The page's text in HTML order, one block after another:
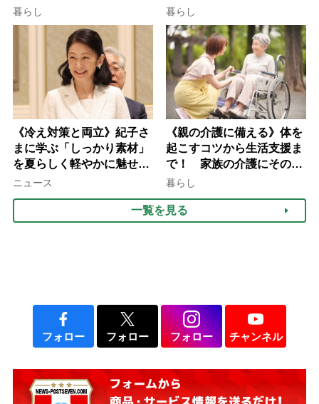
される」ケースも【FP解
説】
暮らし
10年以上続くことも…3つ
のフェーズに分けて考えて
みよう」【社会福祉士解
説】
暮らし
《冷え対策と両立》紀子さ
まに学ぶ「しっかり素材」
を夏らしく軽やかに魅せる
3つの着こなし法則
ニュース
《親の介護に備える》体を
起こすコツから生活支援ま
で！ 家族の介護にそのま
ま活かせる2つの資格
暮らし
一覧を見る
フォロー フォロー フォロー チャンネル